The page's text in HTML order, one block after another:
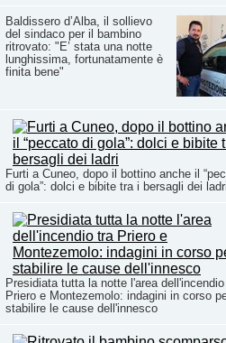
Baldissero d’Alba, il sollievo
del sindaco per il bambino
ritrovato: "E’ stata una notte
lunghissima, fortunatamente è
finita bene"
Furti a Cuneo, dopo il bottino anche il
di gola”: dolci e bibite tra i bersagli dei ladri
Presidiata tutta la notte l'area
Priero e Montezemolo: indagini in corso
stabilire le cause dell'innesco